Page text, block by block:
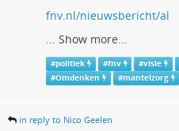
fnv.nl/nieuwsbericht/al
... Show more...
#politiek #fnv #visie
#Omdenken #mantelzorg
in reply to Nico Geelen